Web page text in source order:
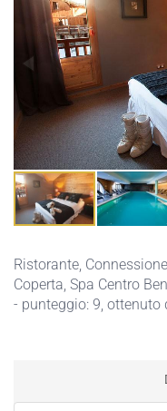
Ristorante,
Coperta, Spa Centro
- punteggio: 9, ottenuto